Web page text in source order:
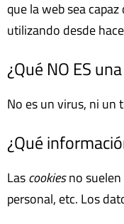
que la web sea
utilizando desde
¿Qué NO ES
No es un virus, ni un
¿Qué
Lascookiesno suelen
personal, etc. Los